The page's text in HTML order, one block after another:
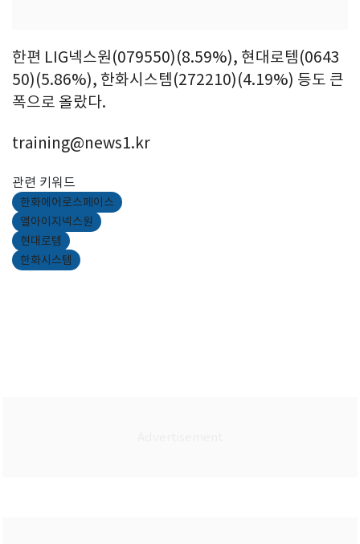
한편 LIG넥스원(079550)(8.59%), 현대로템(0643
50)(5.86%), 한화시스템(272210)(4.19%) 등도 큰
폭으로 올랐다.
training@news1.kr
관련 키워드
한화에어로스페이스
엘아이지넥스원
현대로템
한화시스템